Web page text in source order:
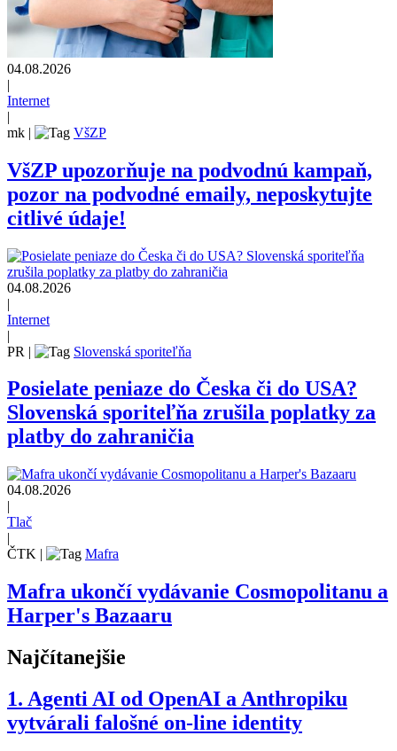
04.08.2026
|
Internet
|
mk | VšZP
VšZP upozorňuje na podvodnú kampaň,
pozor na podvodné emaily, neposkytujte
citlivé údaje!
04.08.2026
|
Internet
|
PR | Slovenská sporiteľňa
Posielate peniaze do Česka či do USA?
Slovenská sporiteľňa zrušila poplatky za
platby do zahraničia
04.08.2026
|
Tlač
|
ČTK | Mafra
Mafra ukončí vydávanie Cosmopolitanu a
Harper's Bazaaru
Najčítanejšie
1. Agenti AI od OpenAI a Anthropiku
vytvárali falošné on-line identity